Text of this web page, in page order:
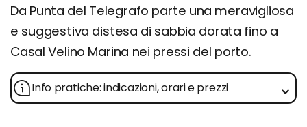
Da Punta del Telegrafo parte una meravigliosa
e suggestiva distesa di sabbia dorata fino a
Casal Velino Marina nei pressi del porto.
Info pratiche: indicazioni, orari e prezzi